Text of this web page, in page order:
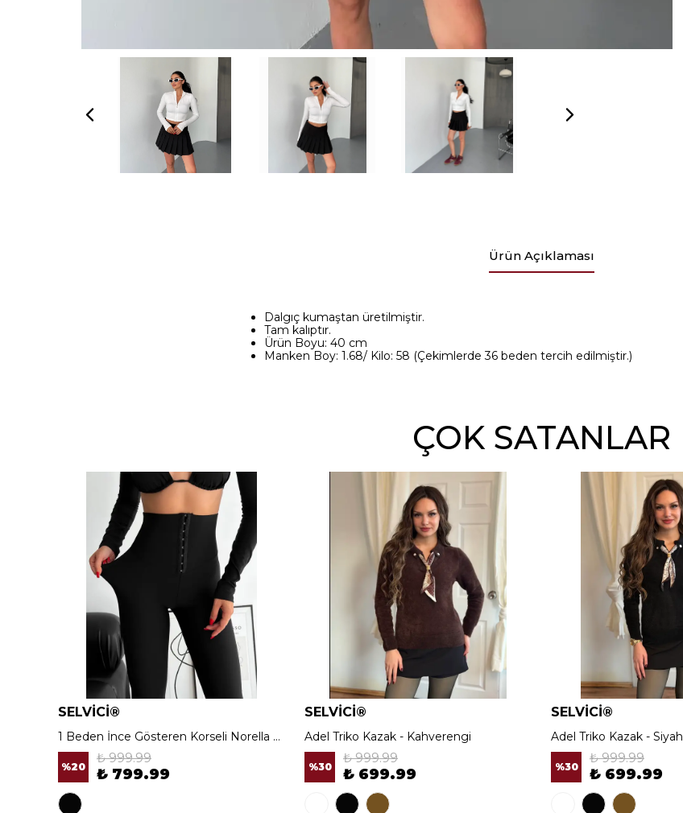
Ürün Açıklaması
Dalgıç kumaştan üretilmiştir.
Tam kalıptır.
Ürün Boyu: 40 cm
Manken Boy: 1.68/ Kilo: 58 (Çekimlerde 36 beden tercih edilmiştir.)
ÇOK SATANLAR
SELVİCİ®
1 Beden İnce Gösteren Korseli Norella Tayt
%20
₺ 999.99
₺ 799.99
SELVİCİ®
Adel Triko Kazak - Kahverengi
%30
₺ 999.99
₺ 699.99
SELVİCİ®
Adel Triko Kazak - Siyah
%30
₺ 999.99
₺ 699.99